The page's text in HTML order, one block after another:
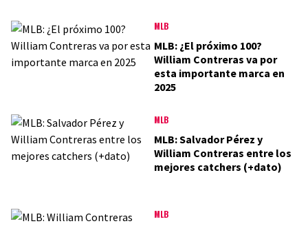
MLB
MLB: ¿El próximo 100?
William Contreras va por
esta importante marca en
2025
MLB
MLB: Salvador Pérez y
William Contreras entre los
mejores catchers (+dato)
MLB